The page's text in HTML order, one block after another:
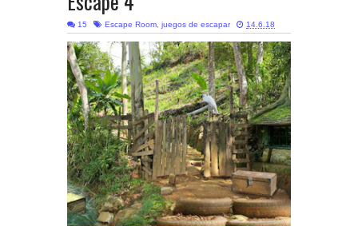
15 Escape Room, juegos de escapar 14.6.18